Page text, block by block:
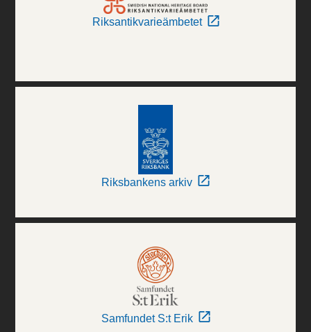
Riksantikvarieämbetet
Riksbankens arkiv
Samfundet S:t Erik